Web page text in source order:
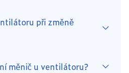
při změně
měnič u ventilátoru?